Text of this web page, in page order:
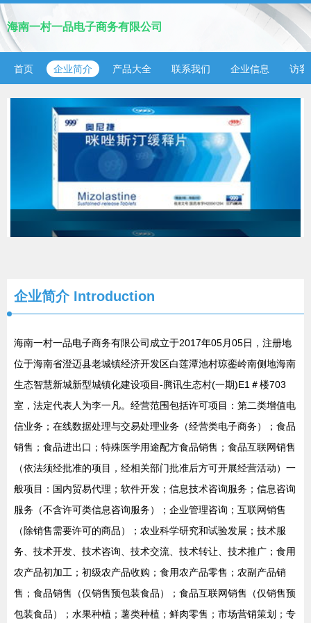
海南一村一品电子商务有限公司
首页 企业简介 产品大全 联系我们 企业信息 访客
企业简介 Introduction
海南一村一品电子商务有限公司成立于2017年05月05日，注册地
位于海南省澄迈县老城镇经济开发区白莲潭池村琼銮岭南侧地海南
生态智慧新城新型城镇化建设项目-腾讯生态村(一期)E1＃楼703
室，法定代表人为李一凡。经营范围包括许可项目：第二类增值电
信业务；在线数据处理与交易处理业务（经营类电子商务）；食品
销售；食品进出口；特殊医学用途配方食品销售；食品互联网销售
（依法须经批准的项目，经相关部门批准后方可开展经营活动）一
般项目：国内贸易代理；软件开发；信息技术咨询服务；信息咨询
服务（不含许可类信息咨询服务）；企业管理咨询；互联网销售
（除销售需要许可的商品）；农业科学研究和试验发展；技术服
务、技术开发、技术咨询、技术交流、技术转让、技术推广；食用
农产品初加工；初级农产品收购；食用农产品零售；农副产品销
售；食品销售（仅销售预包装食品）；食品互联网销售（仅销售预
包装食品）；水果种植；薯类种植；鲜肉零售；市场营销策划；专